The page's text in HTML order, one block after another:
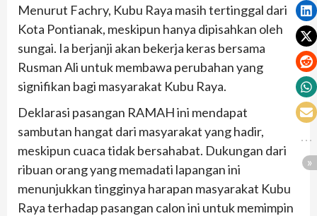
Menurut Fachry, Kubu Raya masih tertinggal dari
Kota Pontianak, meskipun hanya dipisahkan oleh
sungai. Ia berjanji akan bekerja keras bersama
Rusman Ali untuk membawa perubahan yang
signifikan bagi masyarakat Kubu Raya.
Deklarasi pasangan RAMAH ini mendapat
sambutan hangat dari masyarakat yang hadir,
meskipun cuaca tidak bersahabat. Dukungan dari
ribuan orang yang memadati lapangan ini
menunjukkan tingginya harapan masyarakat Kubu
Raya terhadap pasangan calon ini untuk memimpin